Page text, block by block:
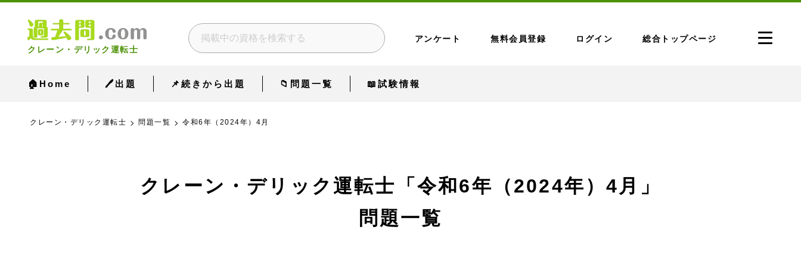
クレーン・デリック運転士
アンケート 無料会員登録 ログイン 総合トップページ
🏠Home 🖊出題 📌続きから出題 📁問題一覧 📖試験情報
クレーン・デリック運転士 問題一覧 令和6年（2024年）4月
クレーン・デリック運転士
「令和6年（2024年）4月」
問題一覧